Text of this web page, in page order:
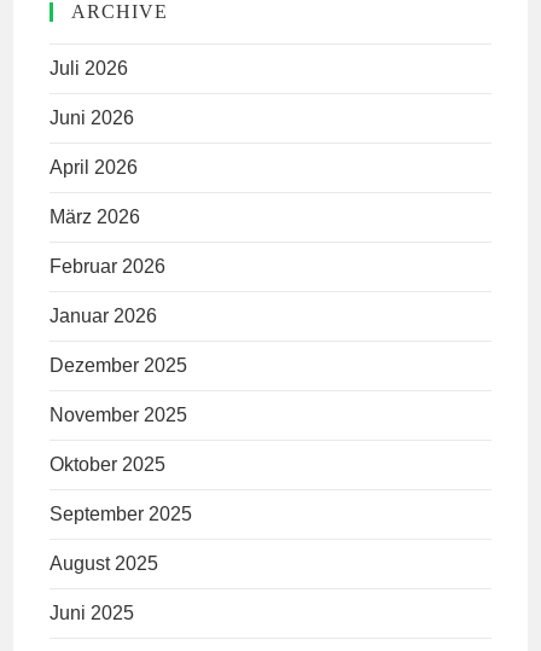
ARCHIVE
Juli 2026
Juni 2026
April 2026
März 2026
Februar 2026
Januar 2026
Dezember 2025
November 2025
Oktober 2025
September 2025
August 2025
Juni 2025